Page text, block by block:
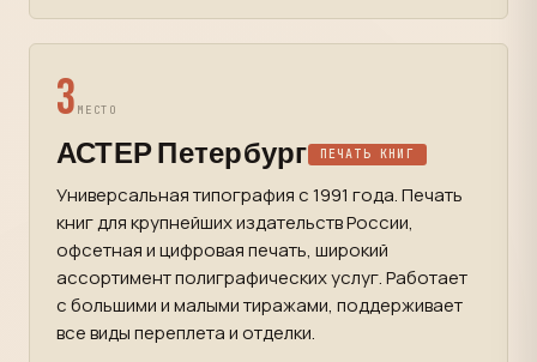
3 МЕСТО
АСТЕР Петербург ПЕЧАТЬ КНИГ
Универсальная типография с 1991 года. Печать
книг для крупнейших издательств России,
офсетная и цифровая печать, широкий
ассортимент полиграфических услуг. Работает
с большими и малыми тиражами, поддерживает
все виды переплета и отделки.